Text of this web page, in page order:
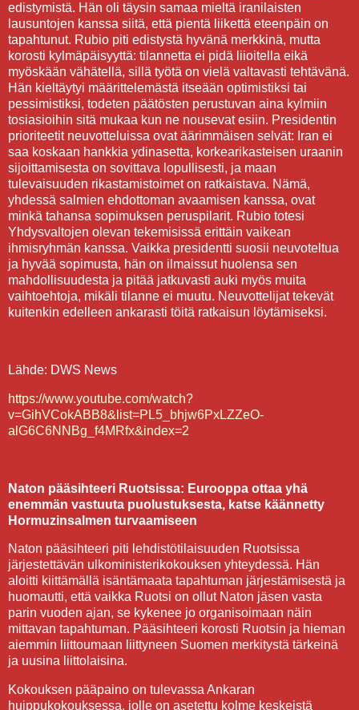
edistymistä. Hän oli täysin samaa mieltä iranilaisten
lausuntojen kanssa siitä, että pientä liikettä eteenpäin on
tapahtunut. Rubio piti edistystä hyvänä merkkinä, mutta
korosti kylmäpäisyyttä: tilannetta ei pidä liioitella eikä
myöskään vähätellä, sillä työtä on vielä valtavasti tehtävänä.
Hän kieltäytyi määrittelemästä itseään optimistiksi tai
pessimistiksi, todeten päätösten perustuvan aina kylmiin
tosiasioihin sitä mukaa kun ne nousevat esiin. Presidentin
prioriteetit neuvotteluissa ovat äärimmäisen selvät: Iran ei
saa koskaan hankkia ydinasetta, korkearikasteisen uraanin
sijoittamisesta on sovittava lopullisesti, ja maan
tulevaisuuden rikastamistoimet on ratkaistava. Nämä,
yhdessä salmien ehdottoman avaamisen kanssa, ovat
minkä tahansa sopimuksen peruspilarit. Rubio totesi
Yhdysvaltojen olevan tekemisissä erittäin vaikean
ihmisryhmän kanssa. Vaikka presidentti suosii neuvoteltua
ja hyvää sopimusta, hän on ilmaissut huolensa sen
mahdollisuudesta ja pitää jatkuvasti auki myös muita
vaihtoehtoja, mikäli tilanne ei muutu. Neuvottelijat tekevät
kuitenkin edelleen ankarasti töitä ratkaisun löytämiseksi.
Lähde: DWS News
https://www.youtube.com/watch?
v=GihVCokABB8&list=PL5_bhjw6PxLZZeO-
alG6C6NNBg_f4MRfx&index=2
Naton pääsihteeri Ruotsissa: Eurooppa ottaa yhä
enemmän vastuuta puolustuksesta, katse käännetty
Hormuzinsalmen turvaamiseen
Naton pääsihteeri piti lehdistötilaisuuden Ruotsissa
järjestettävän ulkoministerikokouksen yhteydessä. Hän
aloitti kiittämällä isäntämaata tapahtuman järjestämisestä ja
huomautti, että vaikka Ruotsi on ollut Naton jäsen vasta
parin vuoden ajan, se kykenee jo organisoimaan näin
mittavan tapahtuman. Pääsihteeri korosti Ruotsin ja hieman
aiemmin liittoumaan liittyneen Suomen merkitystä tärkeinä
ja uusina liittolaisina.
Kokouksen pääpaino on tulevassa Ankaran
huippukokouksessa, jolle on asetettu kolme keskeistä